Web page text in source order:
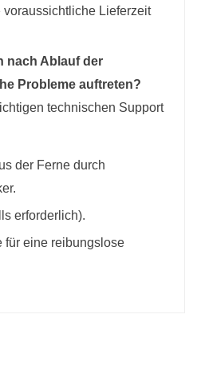
voraussichtliche Lieferzeit
nach Ablauf der
Probleme auftreten?
technischen Support
der Ferne durch
erforderlich).
für eine reibungslose